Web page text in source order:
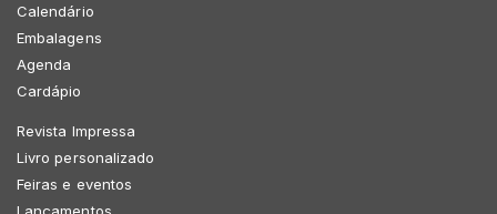
Calendário
Embalagens
Agenda
Cardápio
Revista Impressa
Livro personalizado
Feiras e eventos
Lançamentos